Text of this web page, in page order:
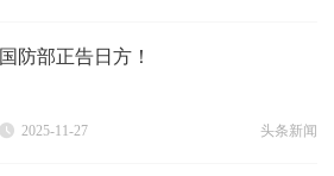
国防部正告日方！
2025-11-27 头条新闻